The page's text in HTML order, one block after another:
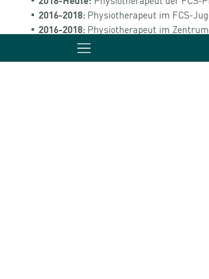
2016-2018: Physiotherapeut im FCS-
2016-2018: Physiotherapeut im